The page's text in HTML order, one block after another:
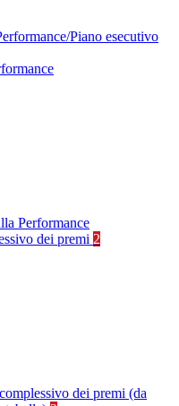
Piano esecutivo
Performance
dei premi 2
dei premi (da